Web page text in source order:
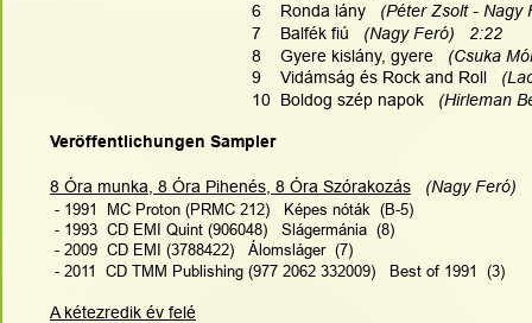
6    Ronda lány
(Péter Zsolt - Nagy
7    Balfék fiú
   (Nagy Feró)   2:22
8    Gyere kislány, gyere
(Csuka
9    Vidámság és Rock and Roll
10  Boldog szép napok
(Hirleman
Veröffentlichungen Sampler
8 Óra munka, 8 Óra Pihenés, 8 Óra Szórakozás
(Nagy Feró)
- 1991  MC Proton (PRMC 212)   Képes nóták  (B-5)
- 1993  CD EMI Quint (906048)   Slágermánia  (8)
- 2009  CD EMI (3788422)   Álomsláger  (7)
- 2011  CD TMM Publishing (977 2062 332009)   Best of 1991  (3)
A kétezredik év felé